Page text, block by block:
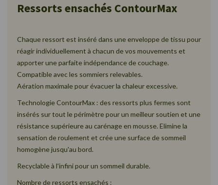
Ressorts ensachés ContourMax
Chaque ressort est inséré dans une enveloppe de tissu pour
réagir individuellement à chacun de vos mouvements et
apporter une parfaite indépendance de couchage.
Compatible avec les sommiers relevables.
Aération maximale pour évacuer la chaleur excessive.
Technologie ContourMax : des ressorts plus fermes sont
insérés sur tout le périmètre pour un meilleur soutien et une
résistance supérieure au carénage en mousse. Elimine la
sensation de roulement et crée une surface de sommeil
homogène jusqu'au bord.
Recyclable à l'infini pour un sommeil durable.
Nombre de ressorts ensachés :